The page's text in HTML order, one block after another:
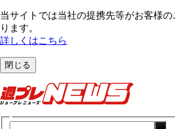
当サイトでは当社の提携先等がお客様
ります。
詳しくはこちら
閉じる